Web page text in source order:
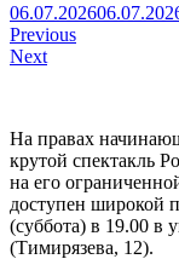
Артем
Краснов
06.07.2026
Навигация
по
Previous
Next
На правах
крутой спектакль
на его
доступен широкой
(суббота) в 19.00 в
(Тимирязева, 12).